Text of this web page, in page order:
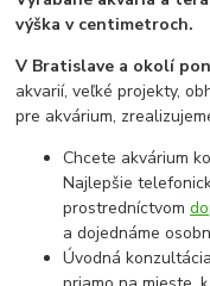
výška v centimetroch.
V Bratislave a okolí
akvarií, veľké projekty,
pre akvárium,
Chcete akvárium
Najlepšie
prostredníctvom
a dojednáme
Úvodná